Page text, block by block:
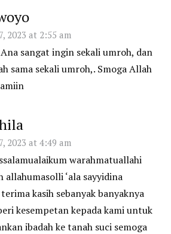
2023 at 2:55 am
sangat ingin sekali umroh, dan
sama sekali umroh,. Smoga Allah
2023 at 4:49 am
warahmatuallahi
allahumasolli ‘ala sayyidina
kasih sebanyak banyaknya
kesempetan kepada kami untuk
ibadah ke tanah suci semoga